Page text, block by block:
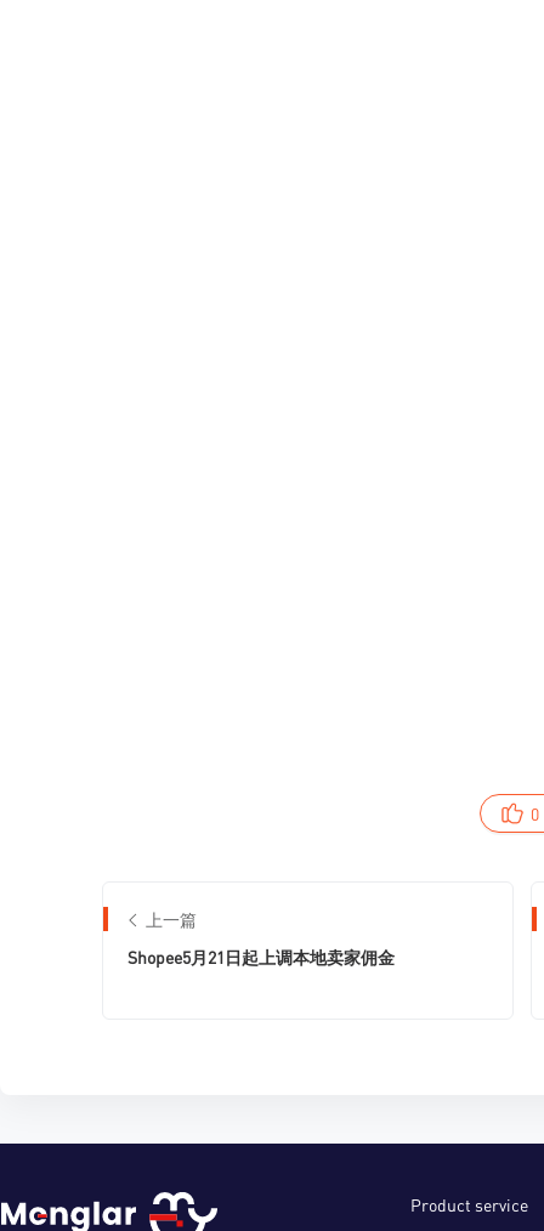
0
上一篇
Shopee5月21日起上调本地卖家佣金
Product service